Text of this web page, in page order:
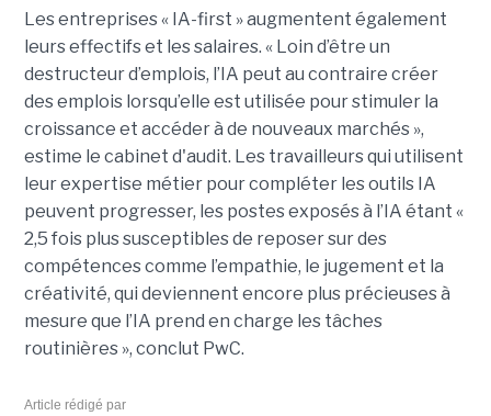
Les entreprises « IA-first » augmentent également
leurs effectifs et les salaires. « Loin d’être un
destructeur d’emplois, l’IA peut au contraire créer
des emplois lorsqu’elle est utilisée pour stimuler la
croissance et accéder à de nouveaux marchés »,
estime le cabinet d'audit. Les travailleurs qui utilisent
leur expertise métier pour compléter les outils IA
peuvent progresser, les postes exposés à l’IA étant «
2,5 fois plus susceptibles de reposer sur des
compétences comme l’empathie, le jugement et la
créativité, qui deviennent encore plus précieuses à
mesure que l’IA prend en charge les tâches
routinières », conclut PwC.
Article rédigé par